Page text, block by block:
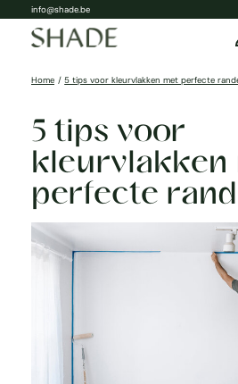
info@shade.be
Home / 5 tips voor kleurvlakken met perfecte
5 tips voor
kleurvlakken
perfecte